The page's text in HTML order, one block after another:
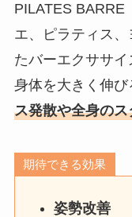
PILATES BARRE
エ、ピラティス
たバーエクササイ
身体を大きく伸び
ス発散や全身の
期待できる効果
姿勢改善